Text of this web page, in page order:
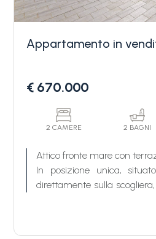
Appartamento in
€ 670.000
2 CAMERE 2 BAGNI
Attico fronte mare con
In posizione unica,
direttamente sulla scogliera,
rara, capace di offrire
minime
Qualsiasi